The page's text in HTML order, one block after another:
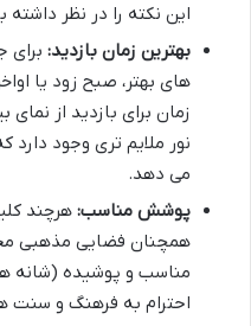
این نکته را در نظر داشته
بهترین زمان بازدید: برای
های بهتر، صبح زود یا
زمان برای بازدید از
نور ملایم تری وجود دارد
می دهد.
پوشش مناسب: هرچند
همچنان فضایی مذهبی
مناسب و پوشیده (شانه
احترام به فرهنگ و